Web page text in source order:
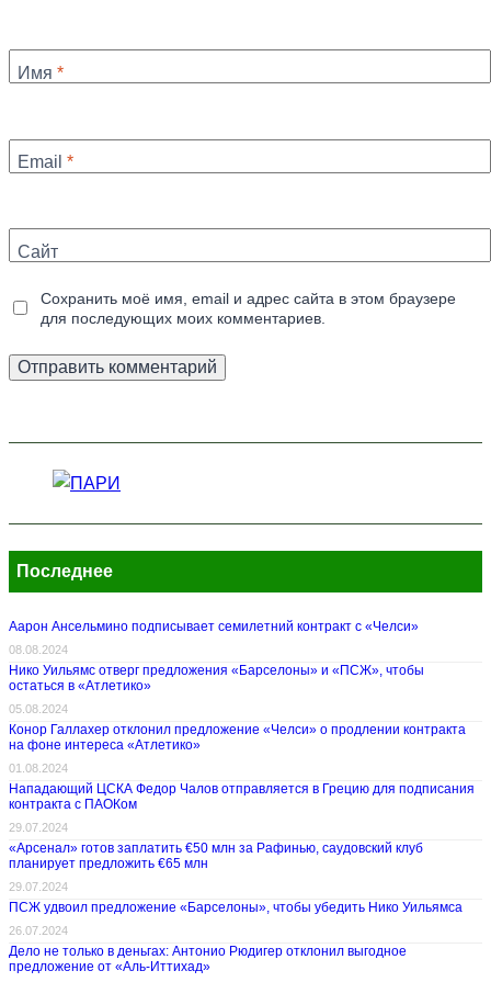
Имя *
Email *
Сайт
Сохранить моё имя, email и адрес сайта в этом браузере
для последующих моих комментариев.
Последнее
Аарон Ансельмино подписывает семилетний контракт с «Челси»
08.08.2024
Нико Уильямс отверг предложения «Барселоны» и «ПСЖ», чтобы
остаться в «Атлетико»
05.08.2024
Конор Галлахер отклонил предложение «Челси» о продлении контракта
на фоне интереса «Атлетико»
01.08.2024
Нападающий ЦСКА Федор Чалов отправляется в Грецию для подписания
контракта с ПАОКом
29.07.2024
«Арсенал» готов заплатить €50 млн за Рафинью, саудовский клуб
планирует предложить €65 млн
29.07.2024
ПСЖ удвоил предложение «Барселоны», чтобы убедить Нико Уильямса
26.07.2024
Дело не только в деньгах: Антонио Рюдигер отклонил выгодное
предложение от «Аль-Иттихад»